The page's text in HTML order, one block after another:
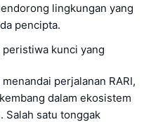
lingkungan yang
pencipta.
kunci yang
perjalanan RARI,
dalam ekosistem
Salah satu tonggak